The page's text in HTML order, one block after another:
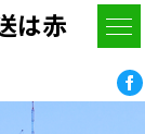
は赤